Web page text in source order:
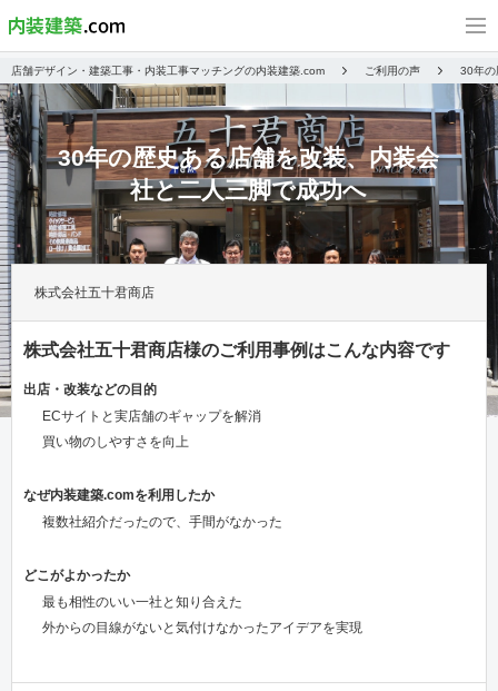
店舗デザイン・建築工事・内装工事マッチングの内装建築.com ご利用の声 30年の
30年の歴史ある店舗を改装、内装会
社と二人三脚で成功へ
株式会社五十君商店
株式会社五十君商店様のご利用事例はこんな内容です
出店・改装などの目的
ECサイトと実店舗のギャップを解消
買い物のしやすさを向上
なぜ内装建築.comを利用したか
複数社紹介だったので、手間がなかった
どこがよかったか
最も相性のいい一社と知り合えた
外からの目線がないと気付けなかったアイデアを実現